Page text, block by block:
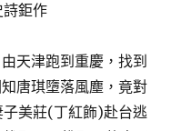
鉅作
天津跑到重慶，找到
唐琪墮落風塵，竟對
美莊(丁紅飾)赴台逃